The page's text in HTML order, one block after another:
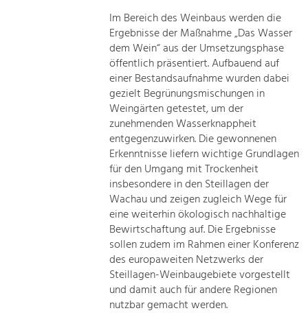
erneuerbare Energie
Steigerung regionaler Wertschöpfung
Im Bereich des Weinbaus werden die
Ergebnisse der Maßnahme „Das Wasser
dem Wein“ aus der Umsetzungsphase
öffentlich präsentiert. Aufbauend auf
einer Bestandsaufnahme wurden dabei
gezielt Begrünungsmischungen in
Weingärten getestet, um der
zunehmenden Wasserknappheit
entgegenzuwirken. Die gewonnenen
Erkenntnisse liefern wichtige Grundlagen
für den Umgang mit Trockenheit
insbesondere in den Steillagen der
Wachau und zeigen zugleich Wege für
eine weiterhin ökologisch nachhaltige
Bewirtschaftung auf. Die Ergebnisse
sollen zudem im Rahmen einer Konferenz
des europaweiten Netzwerks der
Steillagen-Weinbaugebiete vorgestellt
und damit auch für andere Regionen
nutzbar gemacht werden.